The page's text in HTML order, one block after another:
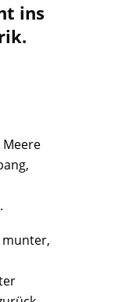
ins
Meere
munter,